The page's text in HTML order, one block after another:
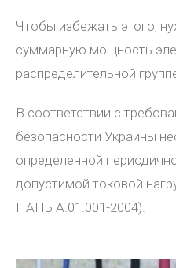
Чтобы избежать этого,
суммарную мощность
распределительной
В соответствии с
безопасности Украины
определенной
допустимой токовой
НАПБ А.01.001-2004).